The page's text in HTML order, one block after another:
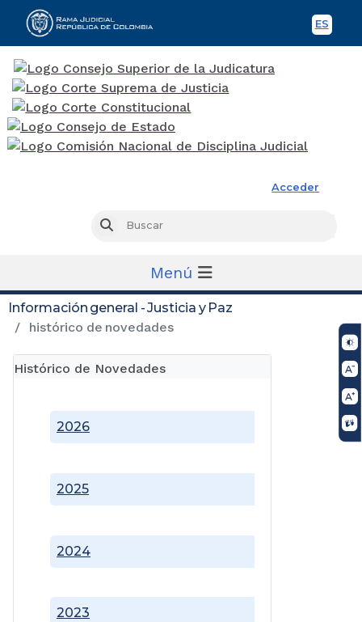
ES
Acceder
Buscar
Menú
Información general - Justicia y Paz
histórico de novedades
Histórico de Novedades
2023
2024
2025
2026